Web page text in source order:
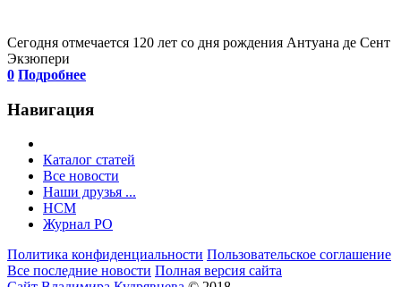
Сегодня отмечается 120 лет со дня рождения Антуана де Сент
Экзюпери
0 Подробнее
Навигация
Каталог статей
Все новости
Наши друзья ...
HCM
Журнал РО
Политика конфиденциальности Пользовательское соглашение
Все последние новости Полная версия сайта